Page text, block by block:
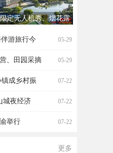
限定无人机秀、烟花露
游旅行今
05-29
、田园采摘 05-29
成乡村振 07-22
城夜经济 07-22
举行 07-22
更多